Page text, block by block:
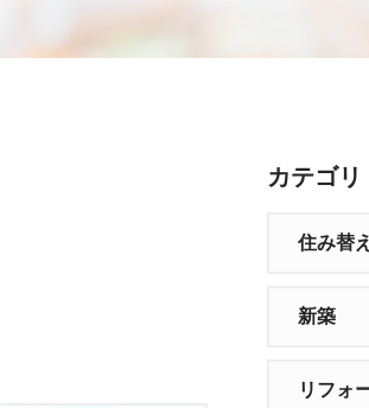
カテゴリ
住み替え
新築
リフォ